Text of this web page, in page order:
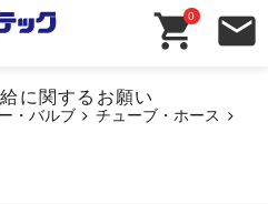
に関するお願い
0
・バルブ
チューブ・ホース